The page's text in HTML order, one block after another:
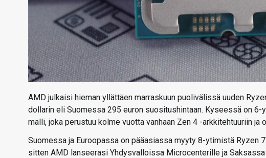
AMD julkaisi hieman yllättäen marraskuun puolivälissä uuden
dollarin eli Suomessa 295 euron suositushintaan. Kyseessä on
malli, joka perustuu kolme vuotta vanhaan Zen 4 -arkkitehtuuriin ja
Suomessa ja Euroopassa on pääasiassa myyty 8-ytimistä Ryzen
sitten AMD lanseerasi Yhdysvalloissa Microcenterille ja